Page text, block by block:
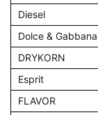
Diesel
Dolce & Gabbana
DRYKORN
Esprit
FLAVOR